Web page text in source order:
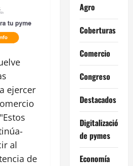
ejercer
al
de
Agro
Coberturas
Comercio
Congreso
Destacados
Digitalización
de pymes
Economía